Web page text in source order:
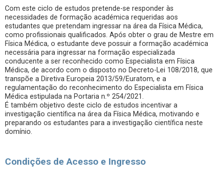
Com este ciclo de estudos pretende-se responder às
necessidades de formação académica requeridas aos
estudantes que pretendam ingressar na área da Física Médica,
como profissionais qualificados. Após obter o grau de Mestre em
Física Médica, o estudante deve possuir a formação académica
necessária para ingressar na formação especializada
conducente a ser reconhecido como Especialista em Física
Médica, de acordo com o disposto no Decreto-Lei 108/2018, que
transpõe a Diretiva Europeia 2013/59/Euratom, e a
regulamentação do reconhecimento do Especialista em Física
Médica estipulada na Portaria n.º 254/2021.
É também objetivo deste ciclo de estudos incentivar a
investigação científica na área da Física Médica, motivando e
preparando os estudantes para a investigação científica neste
domínio.
Condições de Acesso e Ingresso